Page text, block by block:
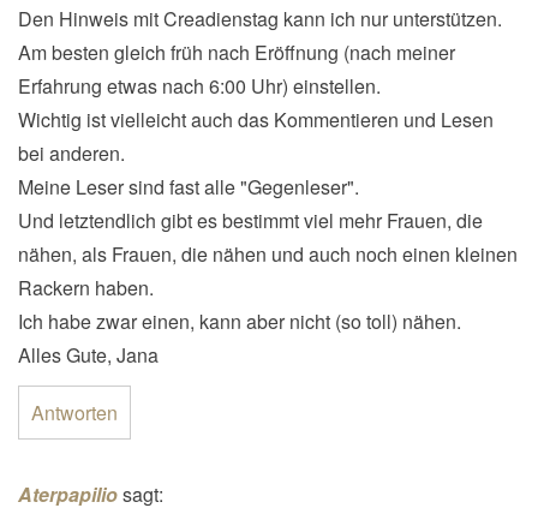
Den Hinweis mit Creadienstag kann ich nur unterstützen.
Am besten gleich früh nach Eröffnung (nach meiner
Erfahrung etwas nach 6:00 Uhr) einstellen.
Wichtig ist vielleicht auch das Kommentieren und Lesen
bei anderen.
Meine Leser sind fast alle "Gegenleser".
Und letztendlich gibt es bestimmt viel mehr Frauen, die
nähen, als Frauen, die nähen und auch noch einen kleinen
Rackern haben.
Ich habe zwar einen, kann aber nicht (so toll) nähen.
Alles Gute, Jana
Antworten
Aterpapiliosagt: